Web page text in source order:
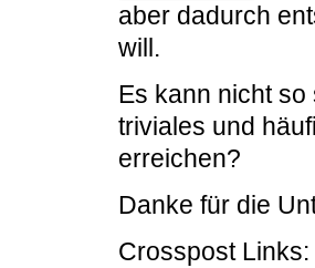
aber dadurch
will.
Es kann nicht
triviales und
erreichen?
Danke für die
Crosspost Links: